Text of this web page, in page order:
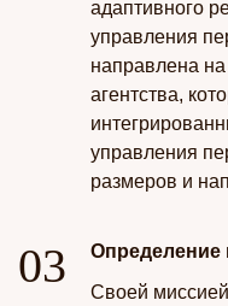
адаптивного
управления
направлена
агентства,
управления
размеров и
Определение
Своей